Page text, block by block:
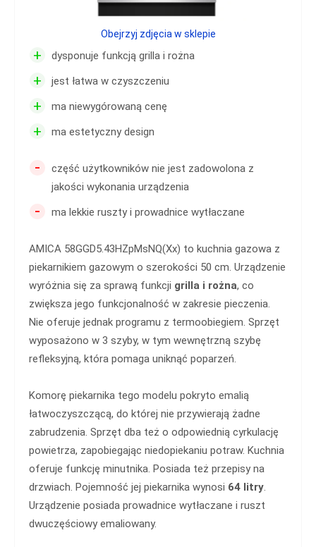
+ dysponuje funkcją grilla i rożna
+ jest łatwa w czyszczeniu
+ ma niewygórowaną cenę
+ ma estetyczny design
-
część użytkowników nie jest zadowolona z
jakości wykonania urządzenia
- ma lekkie ruszty i prowadnice wytłaczane
AMICA 58GGD5.43HZpMsNQ(Xx) to kuchnia gazowa z
piekarnikiem gazowym o szerokości 50 cm. Urządzenie
wyróżnia się za sprawą funkcji grilla i rożna, co
zwiększa jego funkcjonalność w zakresie pieczenia.
Nie oferuje jednak programu z termoobiegiem. Sprzęt
wyposażono w 3 szyby, w tym wewnętrzną szybę
refleksyjną, która pomaga uniknąć poparzeń.
Komorę piekarnika tego modelu pokryto emalią
łatwoczyszczącą, do której nie przywierają żadne
zabrudzenia. Sprzęt dba też o odpowiednią cyrkulację
powietrza, zapobiegając niedopiekaniu potraw. Kuchnia
oferuje funkcję minutnika. Posiada też przepisy na
drzwiach. Pojemność jej piekarnika wynosi 64 litry.
Urządzenie posiada prowadnice wytłaczane i ruszt
dwuczęściowy emaliowany.
Obejrzyj zdjęcia w sklepie